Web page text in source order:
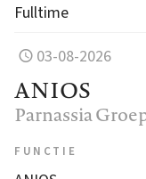
Fulltime
03-08-2026
ANIOS
Parnassia
FUNCTIE